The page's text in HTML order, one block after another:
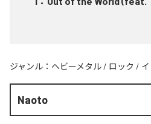
ジャンル： ヘビーメタル / ロック /
Naoto